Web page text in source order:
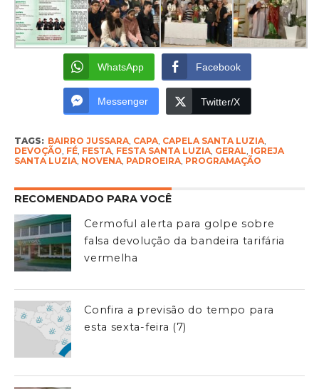
WhatsApp Facebook
Messenger Twitter/X
TAGS: BAIRRO JUSSARA, CAPA, CAPELA SANTA LUZIA,
DEVOÇÃO, FÉ, FESTA, FESTA SANTA LUZIA, GERAL, IGREJA
SANTA LUZIA, NOVENA, PADROEIRA, PROGRAMAÇÃO
RECOMENDADO PARA VOCÊ
Cermoful alerta para golpe sobre
falsa devolução da bandeira tarifária
vermelha
Confira a previsão do tempo para
esta sexta-feira (7)